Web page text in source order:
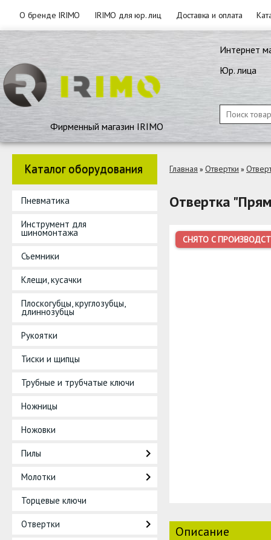
О бренде IRIMO IRIMO для юр. лиц Доставка и оплата
Фирменный магазин IRIMO
Интернет
Юр. лица
Каталог оборудования
Пневматика
Инструмент для
шиномонтажа
Съемники
Клещи, кусачки
Плоскогубцы, круглозубцы,
длиннозубцы
Рукоятки
Тиски и щипцы
Трубные и трубчатые ключи
Ножницы
Ножовки
Пилы
Молотки
Торцевые ключи
Отвертки
Главная » Отвертки »
Отвертка
СНЯТО С
Описание